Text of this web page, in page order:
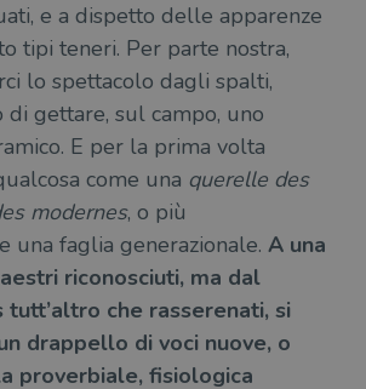
e a dispetto delle apparenze
tipi teneri. Per parte nostra,
lo spettacolo dagli spalti,
di gettare, sul campo, uno
E per la prima volta
come una querelle des
modernes, o più
una faglia generazionale. A una
riconosciuti, ma dal
che rasserenati, si
drappello di voci nuove, o
proverbiale, fisiologica